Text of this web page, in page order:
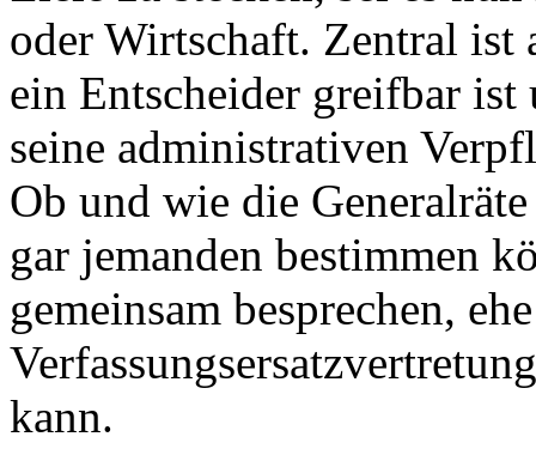
oder Wirtschaft. Zentral ist
ein Entscheider greifbar
seine administrativen
Ob und wie die
gar jemanden bestimmen
gemeinsam besprechen,
kann.